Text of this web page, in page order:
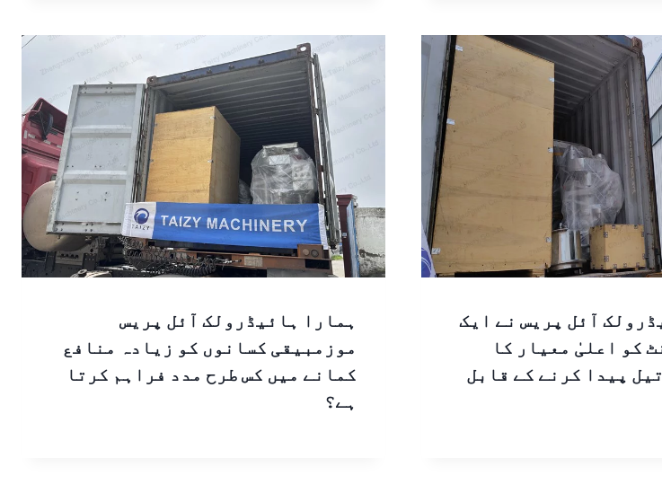
آئل پریس نے ایک
کو اعلیٰ معیار کا
پیدا کرنے کے قابل
ہمارا ہائیڈرولک آئل پریس
موزمبیقی کسانوں کو زیادہ منافع
کمانے میں کس طرح مدد فراہم کرتا
ہے؟